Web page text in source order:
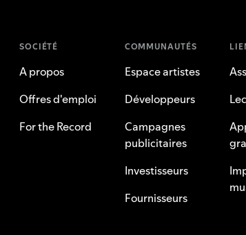
SOCIÉTÉ
A propos
Offres d'emploi
For the Record
COMMUNAUTÉS
Espace artistes
Développeurs
Campagnes
publicitaires
Investisseurs
Fournisseurs